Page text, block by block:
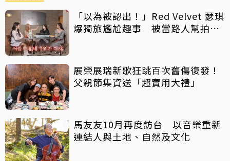
「以為被認出！」Red Velvet 瑟琪
爆獨旅尷尬趣事 被當路人幫拍合
展榮展瑞新歌狂跳百次舊傷復發！
父親節集資送「超實用大禮」
馬友友10月再度訪台 以音樂重新
連結人與土地、自然及文化